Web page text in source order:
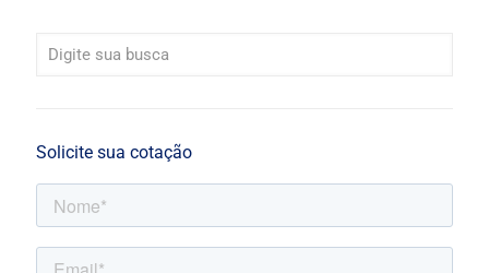
Solicite sua cotação